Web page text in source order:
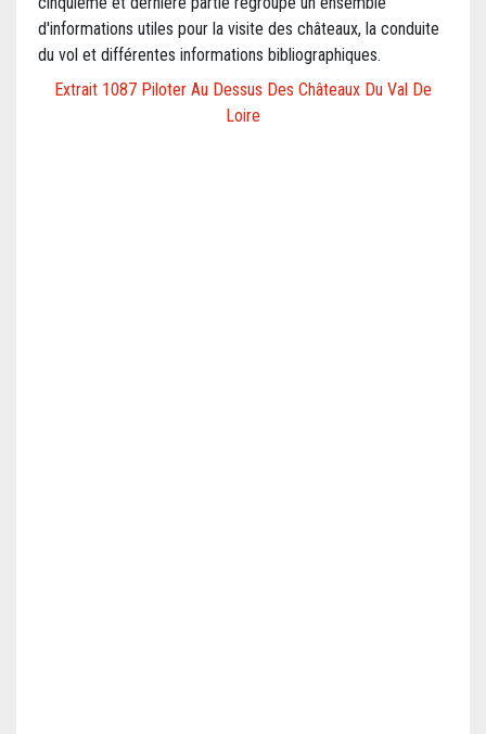
d'informations utiles pour la visite des châteaux, la conduite
du vol et différentes informations bibliographiques.
Extrait 1087 Piloter Au Dessus Des Châteaux Du Val De
Loire